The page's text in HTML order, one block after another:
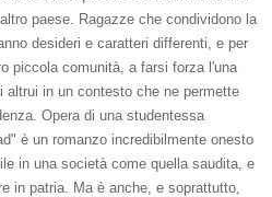
paese. Ragazze che condividono la
desideri e caratteri differenti, e per
piccola comunità, a farsi forza l'una
altrui in un contesto che ne permette
Opera di una studentessa
è un romanzo incredibilmente onesto
in una società come quella saudita, e
in patria. Ma è anche, e soprattutto,